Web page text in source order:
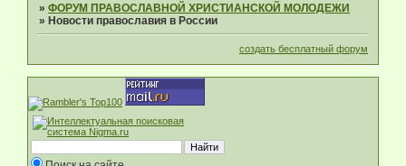
»ФОРУМ ПРАВОСЛАВНОЙ ХРИСТИАНСКОЙ МОЛОДЕЖИ
»Новости православия в России
создать бесплатный форум